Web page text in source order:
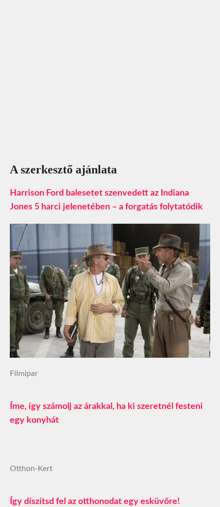
A szerkesztő ajánlata
Harrison Ford balesetet szenvedett az Indiana
Jones 5 harci jelenetében – a forgatás folytatódik
Filmipar
Íme, így számolj az árakkal, ha ki szeretnél festeni
egy konyhát
Otthon-Kert
Így díszítsd fel az otthonodat egy esküvőre!